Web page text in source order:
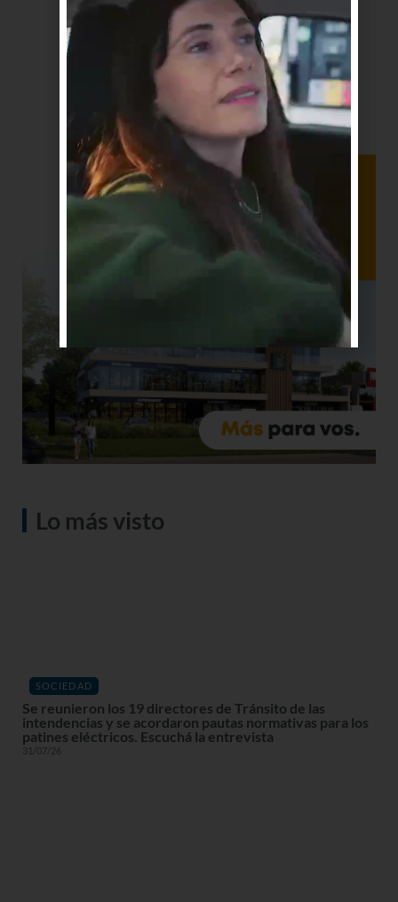
Lo más visto
SOCIEDAD
Se reunieron los 19 directores de Tránsito de las
intendencias y se acordaron pautas normativas para los
patines eléctricos. Escuchá la entrevista
31/07/26